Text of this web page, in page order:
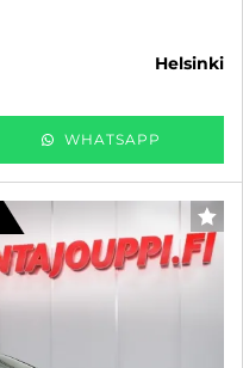
helsinki
WHATSAPP